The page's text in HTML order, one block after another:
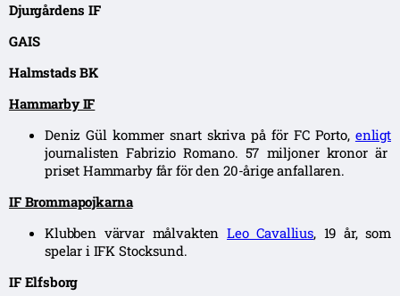
Djurgårdens IF
GAIS
Halmstads BK
Hammarby IF
Deniz Gül kommer snart skriva på för FC Porto, enligt
journalisten Fabrizio Romano. 57 miljoner kronor är
priset Hammarby får för den 20-årige anfallaren.
IF Brommapojkarna
Klubben värvar målvaktenLeo Cavallius, 19 år, som
spelar i IFK Stocksund.
IF Elfsborg